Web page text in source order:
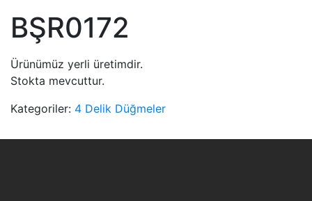
BŞR0172
Ürünümüz yerli üretimdir.
Stokta mevcuttur.
Kategoriler: 4 Delik Düğmeler